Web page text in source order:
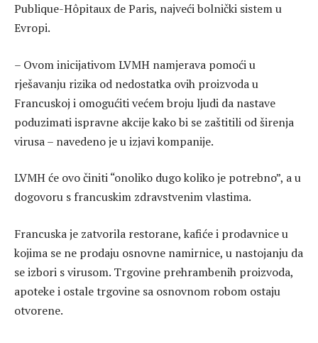
Publique-Hôpitaux de Paris, najveći bolnički sistem u
Evropi.
– Ovom inicijativom LVMH namjerava pomoći u
rješavanju rizika od nedostatka ovih proizvoda u
Francuskoj i omogućiti većem broju ljudi da nastave
poduzimati ispravne akcije kako bi se zaštitili od širenja
virusa – navedeno je u izjavi kompanije.
LVMH će ovo činiti “onoliko dugo koliko je potrebno”, a u
dogovoru s francuskim zdravstvenim vlastima.
Francuska je zatvorila restorane, kafiće i prodavnice u
kojima se ne prodaju osnovne namirnice, u nastojanju da
se izbori s virusom. Trgovine prehrambenih proizvoda,
apoteke i ostale trgovine sa osnovnom robom ostaju
otvorene.